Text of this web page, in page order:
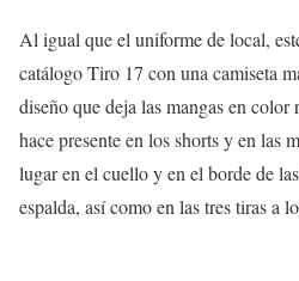
Al igual que el uniforme de local,
catálogo Tiro 17 con una camiseta
diseño que deja las mangas en
hace presente en los shorts y en las
lugar en el cuello y en el borde de
espalda, así como en las tres tiras a